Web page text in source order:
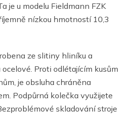
je u modelu Fieldmann FZK
nízkou hmotností 10,3
ze slitiny hliníku a
Proti odlétajícím kusům
je obsluha chráněna
Podpůrná kolečka využijete
skladování stroje